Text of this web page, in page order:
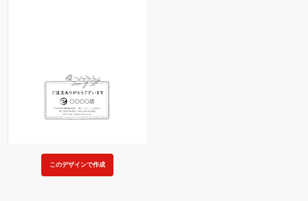
このデザインで作成